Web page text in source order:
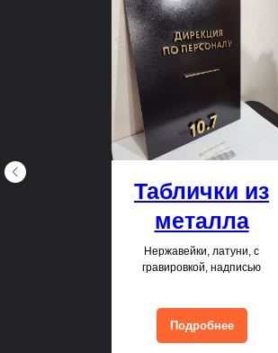
Таблички из
металла
Нержавейки, латуни, с
гравировкой, надписью
Подробнее